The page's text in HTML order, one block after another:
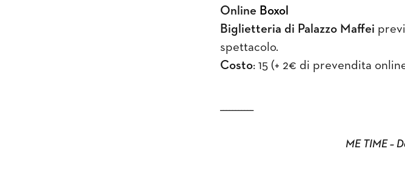
Online Boxol
Biglietteria di Palazzo Maffei
spettacolo.
Costo: 15 (+ 2€ di prevendita
ME TIME –